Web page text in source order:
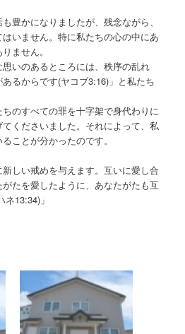
豊かになりましたが、残念ながら、
いません。特に私たちの心の中にあ
ません。
いのあるところには、秩序の乱れ
るからです(ヤコブ3:16)」と私たち
のすべての罪を十字架で身代わりに
くださいました。それによって、私
ことが分かったのです。
しい戒めを与えます。互いに愛し合
たを愛したように、あなたがたも互
13:34)」